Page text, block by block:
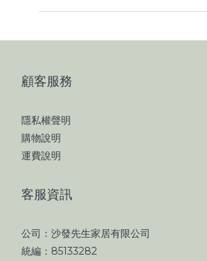
顧客服務
隱私權聲明
購物說明
運費說明
客服資訊
公司：沙發先生家居有限公司
統編：85133282